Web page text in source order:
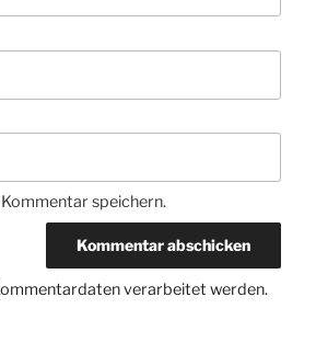
speichern.
verarbeitet werden.